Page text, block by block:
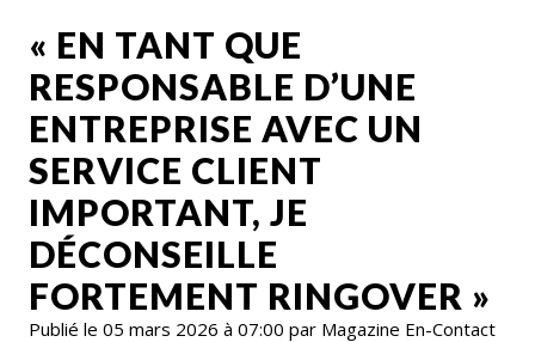
« EN TANT QUE
RESPONSABLE D’UNE
ENTREPRISE AVEC UN
SERVICE CLIENT
IMPORTANT, JE
DÉCONSEILLE
FORTEMENT RINGOVER »
Publié le 05 mars 2026 à 07:00 par Magazine En-Contact